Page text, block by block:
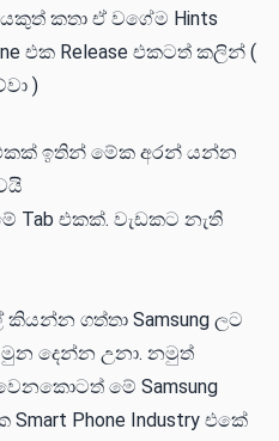
කතා ඒ වගේම Hints
එක Release එකටත් කලින් (
)
ඉතින් මේක අරන් යන්න
Tab එකක්. වැඩකට නැති
ගත්තා Samsung ලට
දෙන්න උනා. නමුත්
මේ Samsung
Smart Phone Industry එකේ